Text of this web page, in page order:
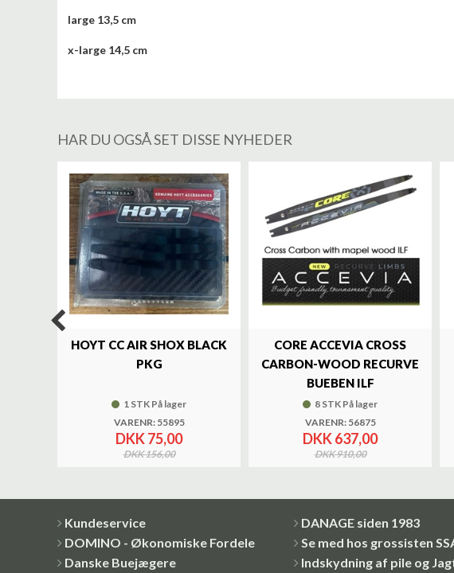
large 13,5 cm
x-large 14,5 cm
HAR DU OGSÅ SET DISSE NYHEDER
HOYT CC AIR SHOX BLACK
PKG
1 STK På lager
VARENR: 55895
DKK 75,00
DKK 156,00
CORE ACCEVIA CROSS
CARBON-WOOD RECURVE
BUEBEN ILF
8 STK På lager
VARENR: 56875
DKK 637,00
DKK 910,00
Kundeservice DANAGE siden 1983
DOMINO - Økonomiske Fordele
Se med hos grossisten
Danske Buejægere
Indskydning af pile og